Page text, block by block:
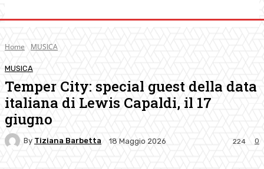
Home MUSICA
MUSICA
Temper City: special guest della data
italiana di Lewis Capaldi, il 17
giugno
By Tiziana Barbetta 18 Maggio 2026 0
224